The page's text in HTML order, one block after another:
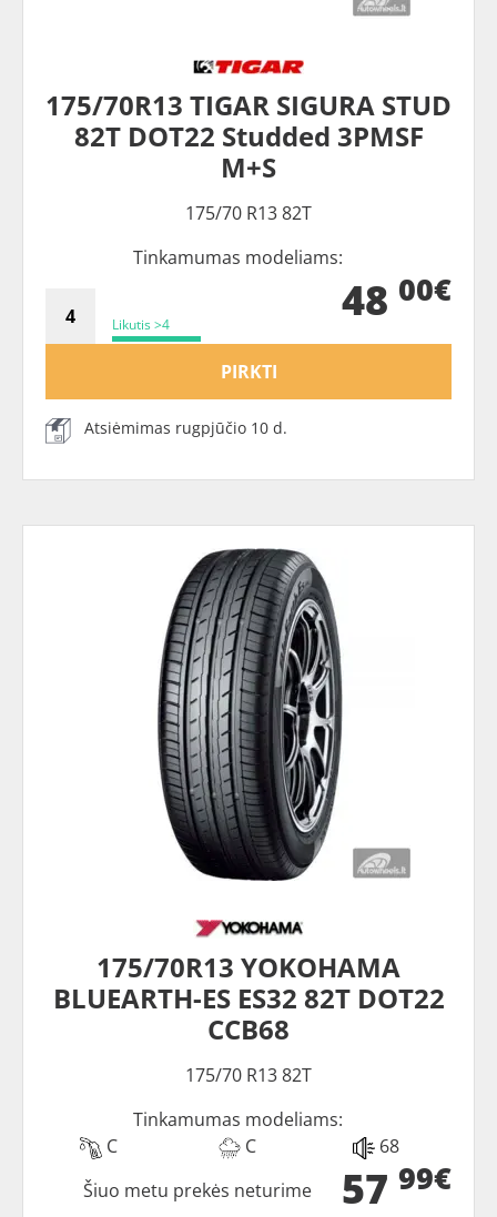
175/70R13 TIGAR SIGURA STUD
82T DOT22 Studded 3PMSF
M+S
175/70 R13 82T
Tinkamumas modeliams:
Likutis >4 48 00€
PIRKTI
Atsiėmimas rugpjūčio 10 d.
175/70R13 YOKOHAMA
BLUEARTH-ES ES32 82T DOT22
CCB68
175/70 R13 82T
Tinkamumas modeliams:
C
C 68
57 99€
Šiuo metu prekės neturime